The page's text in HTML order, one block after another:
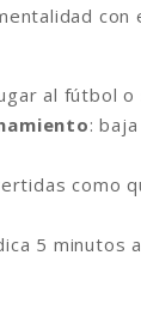
al fútbol o
:
como
5 minutos